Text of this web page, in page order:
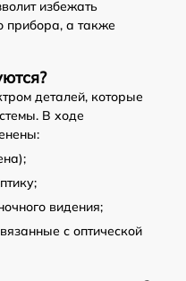
избежать
прибора, а также
деталей, которые
В ходе
видения;
с оптической